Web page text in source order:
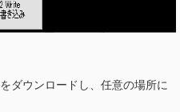
ダウンロードし、任意の場所に